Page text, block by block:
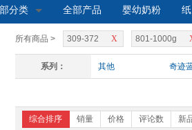
分类 全部产品 婴幼奶粉
所有商品 > X
309-372 801-1000g
系列： 其他 奇迹
综合排序 销量 价格 评论数 新